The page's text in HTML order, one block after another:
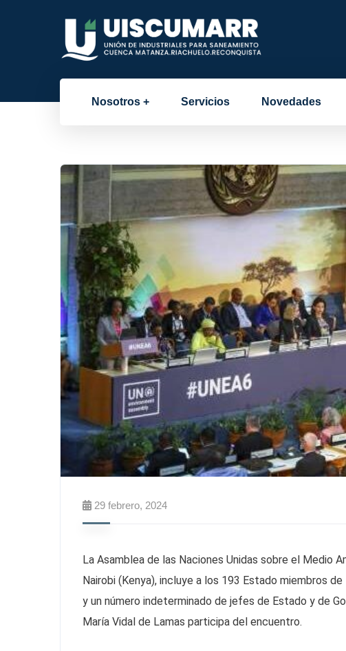
Nosotros Servicios Novedades
29 febrero, 2024
La Asamblea de las Naciones Unidas sobre el Medio
Nairobi (Kenya), incluye a los 193 Estado miembros
y un número indeterminado de jefes de Estado y de
María Vidal de Lamas participa del encuentro.